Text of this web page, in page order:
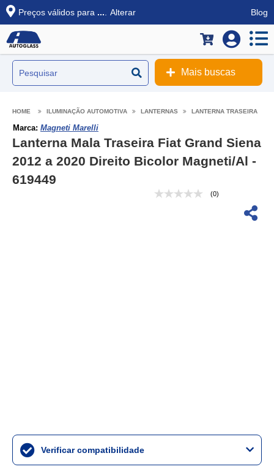
Preços válidos para ... Alterar Blog
Mais buscas
ILUMINAÇÃO AUTOMOTIVA LANTERNAS LANTERNA TRASEIRA
Marca: Magneti Marelli
Lanterna Mala Traseira Fiat Grand Siena
2012 a 2020 Direito Bicolor Magneti/Al -
619449
(0)
Verificar compatibilidade